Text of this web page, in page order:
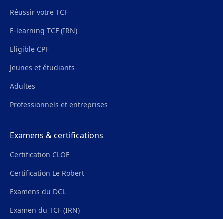
Réussir votre TCF
E-learning TCF (IRN)
Eligible CPF
Jeunes et étudiants
Adultes
Professionnels et entreprises
Examens & certifications
Certification CLOE
Certification Le Robert
Examens du DCL
Examen du TCF (IRN)